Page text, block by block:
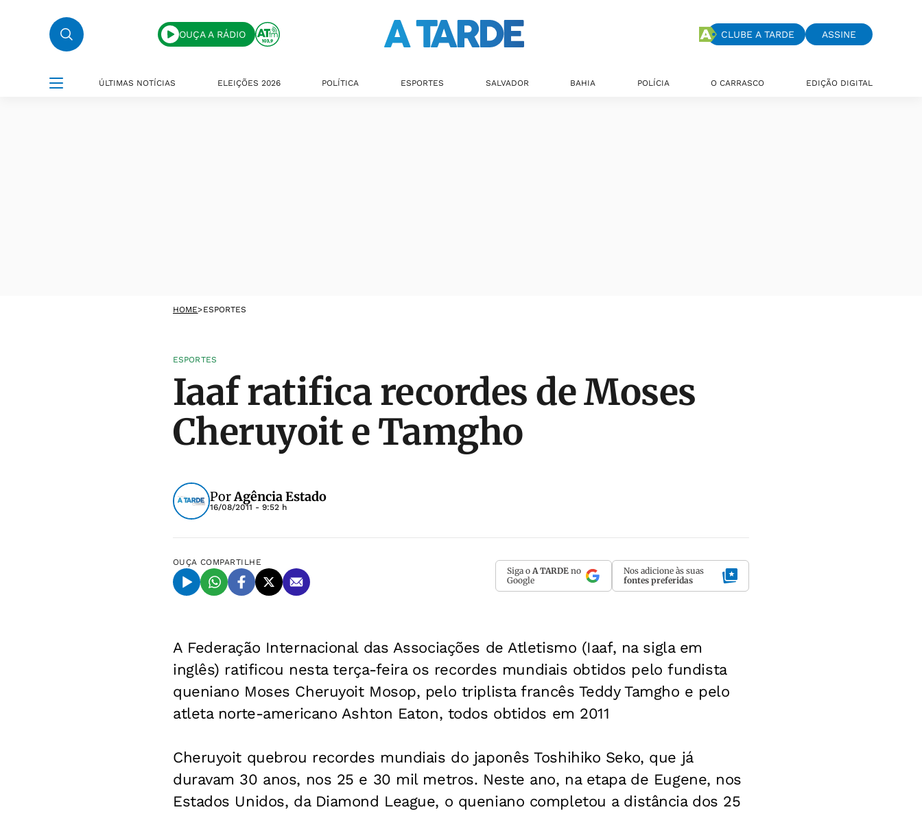
OUÇA A RÁDIO CLUBE A TARDE ASSINE
ÚLTIMAS NOTÍCIAS ELEIÇÕES 2026 POLÍTICA ESPORTES SALVADOR BAHIA POLÍCIA O CARRASCO EDIÇÃO DIGITAL
HOME>ESPORTES
ESPORTES
Iaaf ratifica recordes de Moses
Cheruyoit e Tamgho
PorAgência Estado
16/08/2011 - 9:52 h
OUÇA COMPARTILHE
Siga o A TARDE no
Google
Nos adicione às suas
fontes preferidas
A Federação Internacional das Associações de Atletismo (Iaaf, na sigla em
inglês) ratificou nesta terça-feira os recordes mundiais obtidos pelo fundista
queniano Moses Cheruyoit Mosop, pelo triplista francês Teddy Tamgho e pelo
atleta norte-americano Ashton Eaton, todos obtidos em 2011
Cheruyoit quebrou recordes mundiais do japonês Toshihiko Seko, que já
duravam 30 anos, nos 25 e 30 mil metros. Neste ano, na etapa de Eugene, nos
Estados Unidos, da Diamond League, o queniano completou a distância dos 25